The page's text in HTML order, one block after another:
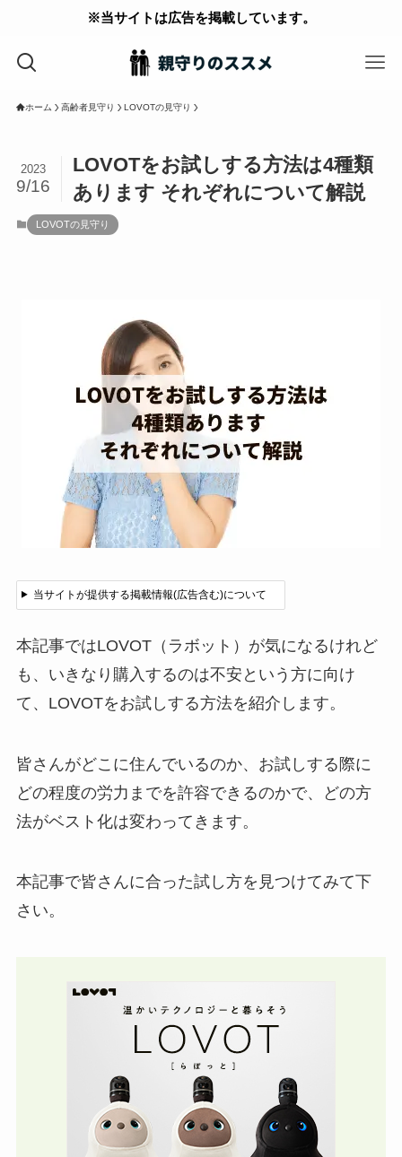
※当サイトは広告を掲載しています。
ホーム 高齢者見守り LOVOTの見守り
LOVOTをお試しする方法は4種類
あります それぞれについて解説
2023
9/16
LOVOTの見守り
当サイトが提供する掲載情報(広告含む)について
本記事ではLOVOT（ラボット）が気になるけれど
も、いきなり購入するのは不安という方に向け
て、LOVOTをお試しする方法を紹介します。
皆さんがどこに住んでいるのか、お試しする際に
どの程度の労力までを許容できるのかで、どの方
法がベスト化は変わってきます。
本記事で皆さんに合った試し方を見つけてみて下
さい。